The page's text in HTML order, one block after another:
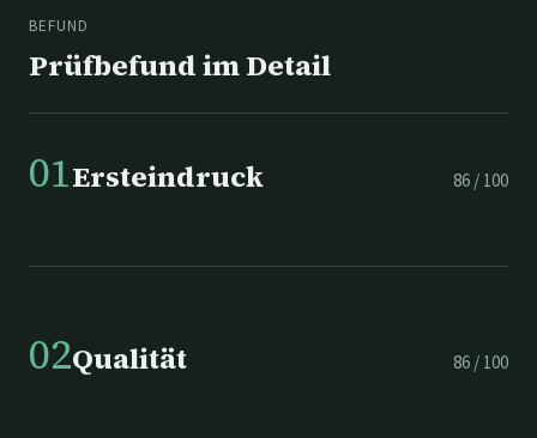
BEFUND
Prüfbefund im Detail
01Ersteindruck 86/100
02Qualität 86/100